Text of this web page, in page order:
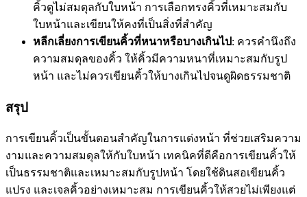
คิ้วดูไม่สมดุลกับใบหน้า การเลือกทรงคิ้วที่เหมาะสมกับ
ใบหน้าและเขียนให้คงที่เป็นสิ่งที่สำคัญ
หลีกเลี่ยงการเขียนคิ้วที่หนาหรือบางเกินไป: ควรคำนึงถึง
ความสมดุลของคิ้ว ให้คิ้วมีความหนาที่เหมาะสมกับรูป
หน้า และไม่ควรเขียนคิ้วให้บางเกินไปจนดูผิดธรรมชาติ
สรุป
การเขียนคิ้วเป็นขั้นตอนสำคัญในการแต่งหน้า ที่ช่วยเสริมความ
งามและความสมดุลให้กับใบหน้า เทคนิคที่ดีคือการเขียนคิ้วให้
เป็นธรรมชาติและเหมาะสมกับรูปหน้า โดยใช้ดินสอเขียนคิ้ว
แปรง และเจลคิ้วอย่างเหมาะสม การเขียนคิ้วให้สวยไม่เพียงแต่